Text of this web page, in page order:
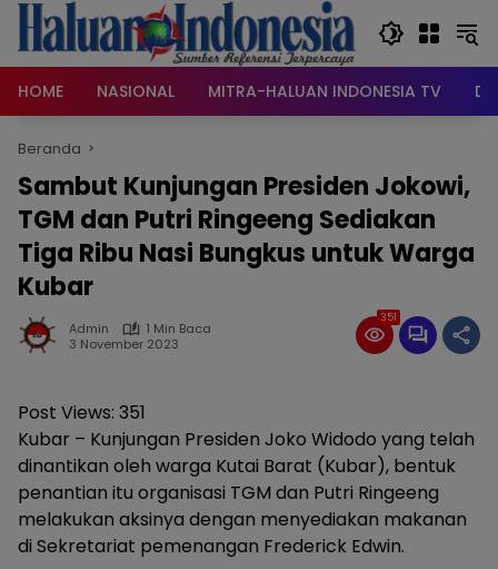
Langsung
konten
HOME
NASIONAL MITRA-HALUAN INDONESIA TV
Beranda
Sambut Kunjungan Presiden Jokowi,
TGM dan Putri Ringeeng Sediakan
Tiga Ribu Nasi Bungkus untuk Warga
Kubar
Admin
1 Min Baca
3 November 2023
351
Post Views: 351
Kubar – Kunjungan Presiden Joko Widodo yang telah
dinantikan oleh warga Kutai Barat (Kubar), bentuk
penantian itu organisasi TGM dan Putri Ringeeng
melakukan aksinya dengan menyediakan makanan
di Sekretariat pemenangan Frederick Edwin.